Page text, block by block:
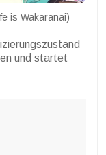
is Wakaranai)
und startet